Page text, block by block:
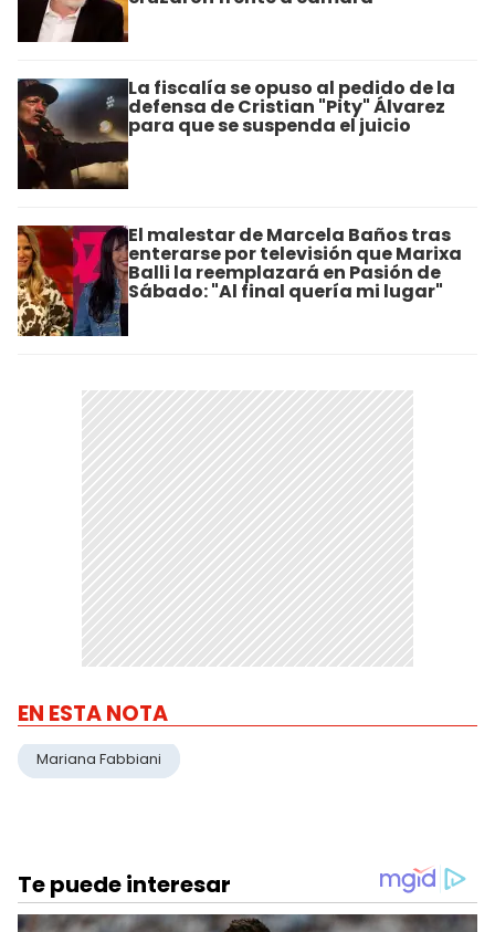
La fiscalía se opuso al pedido de la
defensa de Cristian "Pity" Álvarez
para que se suspenda el juicio
El malestar de Marcela Baños tras
enterarse por televisión que Marixa
Balli la reemplazará en Pasión de
Sábado: "Al final quería mi lugar"
EN ESTA NOTA
Mariana Fabbiani